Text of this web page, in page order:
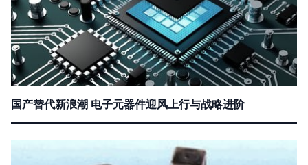
国产替代新浪潮 电子元器件迎风上行与战略进阶